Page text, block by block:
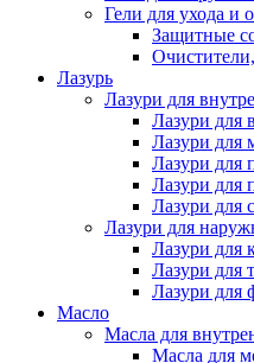
Гели для ухода и
Защитные
Лазурь
Лазури для
Лазури для
Лазури для
Лазури для
Лазури для
Лазури для
Лазури для
Лазури для
Лазури для
Лазури для
Масло
Масла для
Масла для